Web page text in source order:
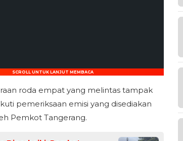
SCROLL UNTUK LANJUT MEMBACA
roda empat yang melintas tampak
pemeriksaan emisi yang disediakan
Pemkot Tangerang.